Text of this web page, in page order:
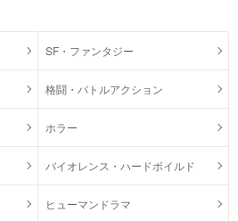
SF・ファンタジー
格闘・バトルアクション
ホラー
バイオレンス・ハードボイルド
ヒューマンドラマ